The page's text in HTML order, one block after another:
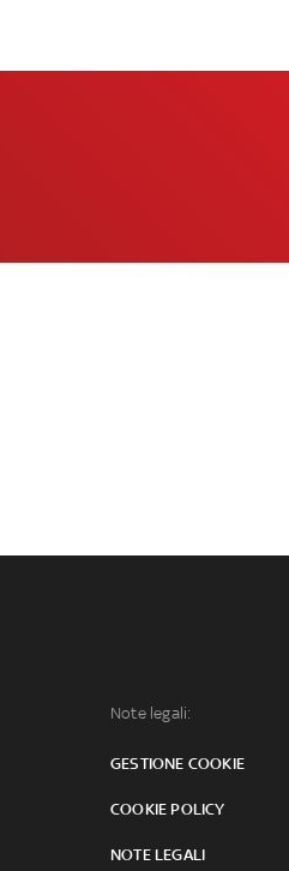
Note legali:
GESTIONE COOKIE
COOKIE POLICY
NOTE LEGALI